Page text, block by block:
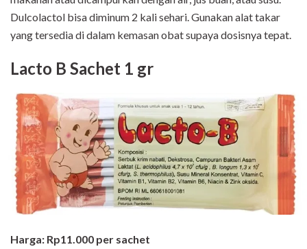
Dulcolactol bisa diminum 2 kali sehari. Gunakan alat takar
yang tersedia di dalam kemasan obat supaya dosisnya tepat.
Lacto B Sachet 1 gr
Harga: Rp11.000 per sachet